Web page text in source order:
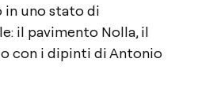
in uno stato di
il pavimento Nolla, il
con i dipinti di Antonio